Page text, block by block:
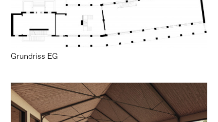
Grundriss EG